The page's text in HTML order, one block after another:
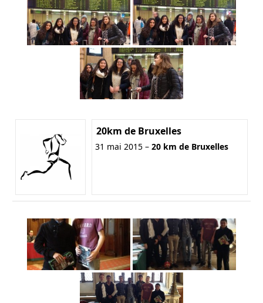
20km de Bruxelles
31 mai 2015 – 20 km de Bruxelles